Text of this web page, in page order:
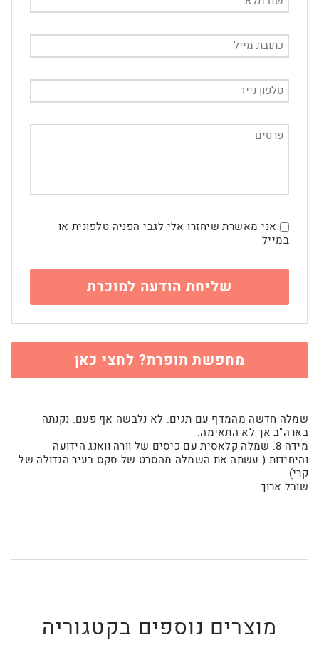
אני מאשרת שיחזרו אלי לגבי הפניה טלפונית או
במייל
מחפשת תופרת? לחצי כאן
שמלה חדשה מהמדף עם תגים. לא נלבשה אף פעם. נקנתה
בארה"ב אך לא התאימה.
מידה 8. שמלה קלאסית עם כיסים של וורה וואנג הידועה
והיחידות ( עשתה את השמלה מהסרט של סקס בעיר הגדולה של
קרי)
שובל ארוך.
מוצרים נוספים בקטגוריה